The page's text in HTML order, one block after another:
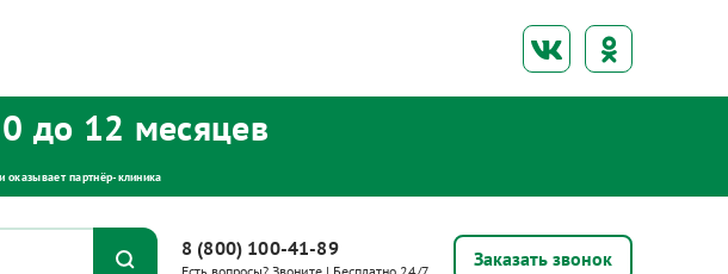
0 до 12 месяцев
оказывает партнёр‑клиника
8 (800) 100-41-89 Заказать звонок